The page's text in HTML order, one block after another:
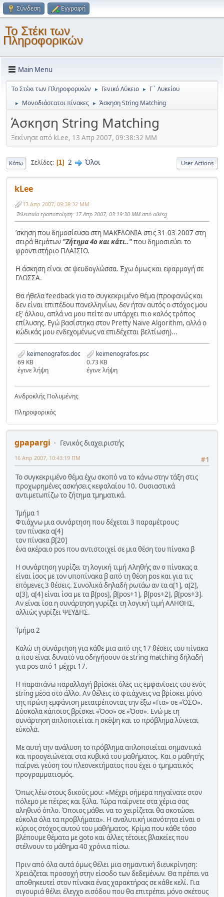
Σύνδεση Εγγραφή
Το Στέκι των
Πληροφορικών
Main Menu
Το Στέκι των Πληροφορικών ► Γενικό Λύκειο ► Γ΄ Λυκείου
► Μονοδιάστατοι πίνακες ► Άσκηση String Matching
Άσκηση String Matching
Ξεκίνησε από kLee, 13 Απρ 2007, 09:38:32 ΜΜ
Κάτω Σελίδες 1 2 Όλοι User Actions
kLee
13 Απρ 2007, 09:38:32 ΜΜ
Τελευταία τροποποίηση: 17 Απρ 2007, 03:19:30 ΜΜ από alkisg
ʼσκηση που δημοσίευσα στη ΜΑΚΕΔΟΝΙΑ στις 31-03-2007 στη
σειρά θεμάτων "Ζήτημα 4ο και κάτι.."που δημοσιεύει το
φροντιστήριο ΠΛΑΙΣΙΟ.
Η άσκηση είναι σε ψευδογλώσσα. Έχω όμως και εφαρμογή σε
ΓΛΩΣΣΑ.
Θα ήθελα feedback για το συγκεκριμένο θέμα (προφανώς και
δεν είναι επιπέδου πανελληνίων, δεν ήταν αυτός ο στόχος μου
εξ' άλλου, απλά να μου πείτε αν υπάρχει πιο καλός τρόπος
επίλυσης. Εγώ βασίστηκα στον Pretty Naive Algorithm, αλλά ο
κώδικάς μου ενδεχομένως να επιδέχεται βελτίωση)...
keimenografos.doc
69 KB
έγινε λήψη
keimenografos.psc
0.73 KB
έγινε λήψη
Ανδροκλής Πολυμένης
Πληροφορικός
gpapargi
Γενικός διαχειριστής
#1
16 Απρ 2007, 10:43:19 ΠΜ
Το συγκεκριμένο θέμα έχω σκοπό να το κάνω στην τάξη στις
προχωρημένες ασκήσεις κεφαλαίου 10. Ουσιαστικά
αντιμετωπίζω το ζήτημα τμηματικά.
Τμήμα 1
Φτιάχνω μια συνάρτηση που δέχεται 3 παραμέτρους:
τον πίνακα α[4]
τον πίνακα β[20]
ένα ακέραιο pos που αντιστοιχεί σε μια θέση του πίνακα β
Η συνάρτηση γυρίζει τη λογική τιμή Αληθής αν ο πίνακας α
είναι ίσος με τον υποπίνακα β από τη θέση pos και για τις
επόμενες 3 θέσεις. Συνολικά δηλαδή ρωτάω αν τα α[1], α[2],
α[3], α[4] είναι ίσα με τα β[pos], β[pos+1], β[pos+2], β[pos+3].
Αν είναι ίσα η συνάρτηση γυρίζει τη λογική τιμή ΑΛΗΘΗΣ,
αλλιώς γυρίζει ΨΕΥΔΗΣ.
Τμήμα 2
Καλώ τη συνάρτηση για κάθε μια από της 17 θέσεις του πίνακα
α που είναι δυνατό να οδηγήσουν σε string matching δηλαδή
για pos από 1 μέχρι 17.
Η παραπάνω παραλλαγή βρίσκει όλες τις εμφανίσεις του ενός
string μέσα στο άλλο. Αν θέλεις το φτιάχνεις να βρίσκει μόνο
της πρώτη εμφάνιση μετατρέποντας την έξω «Για» σε «ΌΣΟ».
Δύσκολα κάποιος βρίσκει «Όσο» σε «Όσο». Ενώ με τη
συνάρτηση απλοποιείται η σκέψη και το πρόβλημα λύνεται
εύκολα.
Με αυτή την ανάλυση το πρόβλημα απλοποιείται σημαντικά
και προσγειώνεται στα κυβικά του μαθήματος. Και ο μαθητής
παίρνει γεύση του πλεονεκτήματος που έχει ο τμηματικός
προγραμματισμός.
Όπως λέω στους δικούς μου: «Μέχρι σήμερα πηγαίνατε στον
πόλεμο με πέτρες και ξύλα. Τώρα παίρνετε στα χέρια σας
αληθινό όπλο. Όποιος μάθει να το χειρίζεται θα σκοτώσει
εύκολα όλα τα προβλήματα». Η αναλυτική ικανότητα είναι ο
κύριος στόχος αυτού του μαθήματος. Κρίμα που κάθε τόσο
βλέπουμε θέματα με goto και άλλες τέτοιες βλακείες που
στέλνουν το μάθημα 40 χρόνια πίσω.
Πριν από όλα αυτά όμως θέλει μια σημαντική διευκρίνηση:
Χρειάζεται προσοχή στην είσοδο των δεδεμένων. Θα πρέπει να
αποθηκευτεί στον πίνακα ένας χαρακτήρας σε κάθε κελί. Για
σιγουριά θέλει έλεγχο εισόδου που θα επιτρέπει μόνο σκέτους